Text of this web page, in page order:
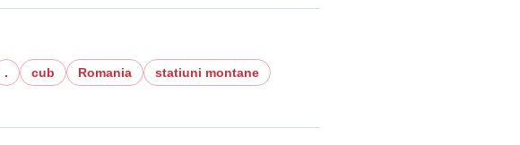
. cub Romania
statiuni montane